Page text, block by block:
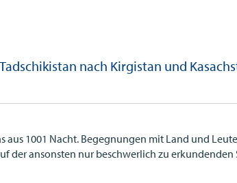
nach Kirgistan und
aus 1001 Nacht. Begegnungen mit Land und
der ansonsten nur beschwerlich zu